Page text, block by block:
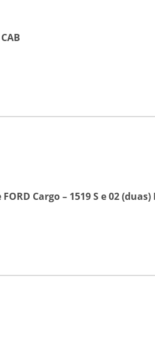
Cargo – 1519 Se02 (duas)